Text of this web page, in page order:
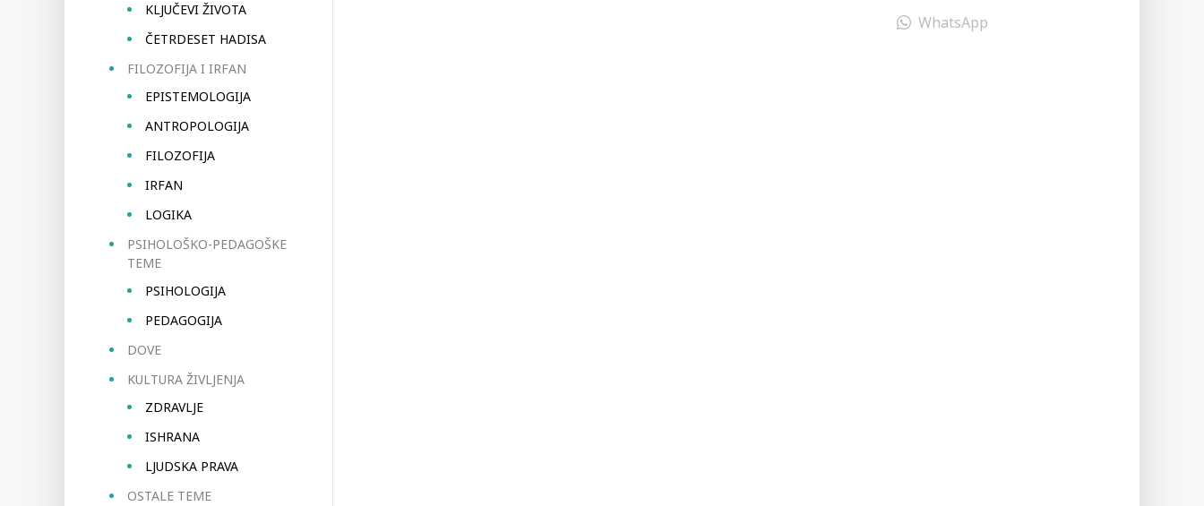
KLJUČEVI ŽIVOTA
ČETRDESET HADISA
FILOZOFIJA I IRFAN
EPISTEMOLOGIJA
ANTROPOLOGIJA
FILOZOFIJA
IRFAN
LOGIKA
PSIHOLOŠKO-PEDAGOŠKE
TEME
PSIHOLOGIJA
PEDAGOGIJA
DOVE
KULTURA ŽIVLJENJA
ZDRAVLJE
ISHRANA
LJUDSKA PRAVA
OSTALE TEME
WhatsApp